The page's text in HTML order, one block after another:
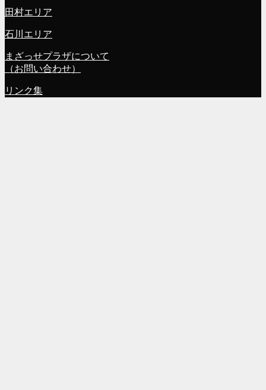
田村エリア
石川エリア
まざっせプラザについて
（お問い合わせ）
リンク集